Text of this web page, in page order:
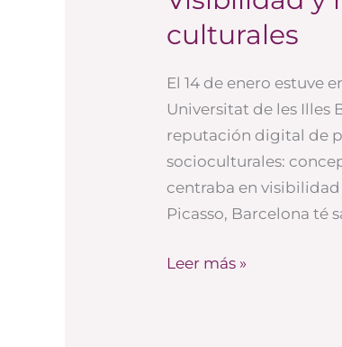
culturales
El 14 de enero estuve
Universitat de les Illes
reputación digital de
socioculturales:
centraba en
Picasso, Barcelona té
reputación
Leer más »